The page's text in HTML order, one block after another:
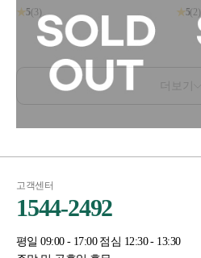
★5(3) ★5(2)
더보기
고객센터
1544-2492
평일 09:00 - 17:00 점심 12:30 - 13:30